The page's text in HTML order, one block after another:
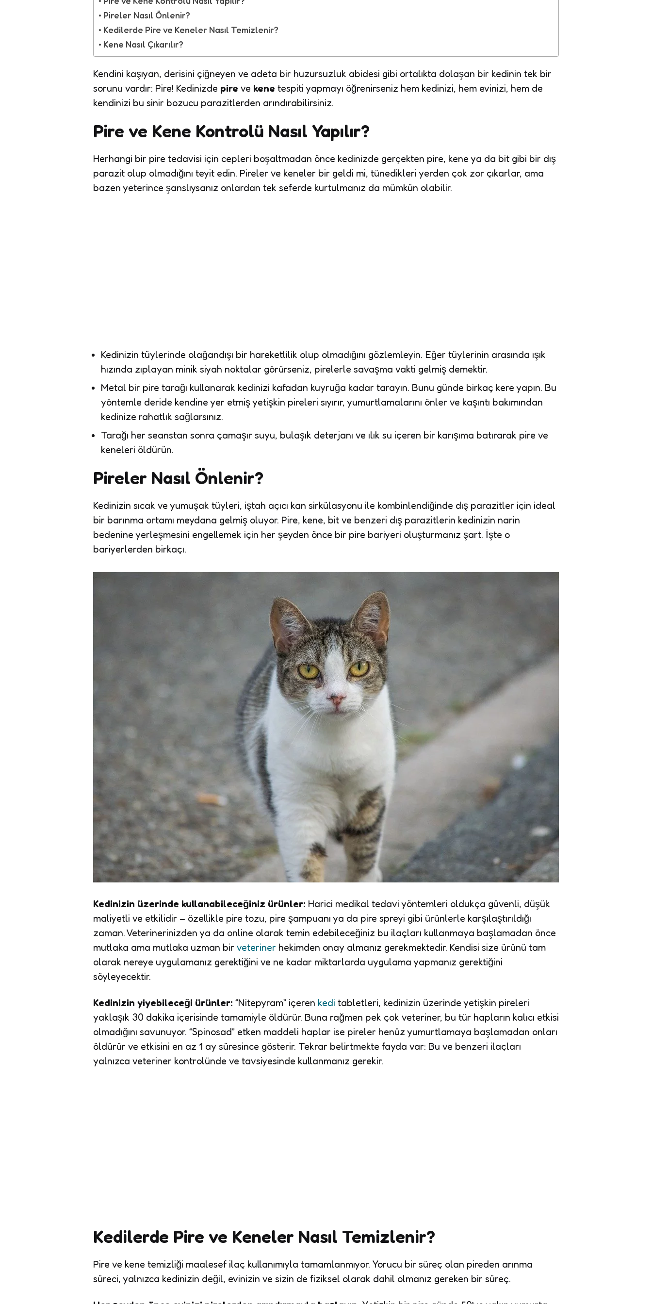
Pireler Nasıl Önlenir?
Kedilerde Pire ve Keneler Nasıl Temizlenir?
Kene Nasıl Çıkarılır?
Kendini kaşıyan, derisini çiğneyen ve adeta bir huzursuzluk abidesi gibi ortalıkta dolaşan bir kedinin tek bir
sorunu vardır: Pire! Kedinizde pire ve kene tespiti yapmayı öğrenirseniz hem kedinizi, hem evinizi, hem de
kendinizi bu sinir bozucu parazitlerden arındırabilirsiniz.
Pire ve Kene Kontrolü Nasıl Yapılır?
Herhangi bir pire tedavisi için cepleri boşaltmadan önce kedinizde gerçekten pire, kene ya da bit gibi bir dış
parazit olup olmadığını teyit edin. Pireler ve keneler bir geldi mi, tünedikleri yerden çok zor çıkarlar, ama
bazen yeterince şanslıysanız onlardan tek seferde kurtulmanız da mümkün olabilir.
Kedinizin tüylerinde olağandışı bir hareketlilik olup olmadığını gözlemleyin. Eğer tüylerinin arasında ışık
hızında zıplayan minik siyah noktalar görürseniz, pirelerle savaşma vakti gelmiş demektir.
Metal bir pire tarağı kullanarak kedinizi kafadan kuyruğa kadar tarayın. Bunu günde birkaç kere yapın. Bu
yöntemle deride kendine yer etmiş yetişkin pireleri sıyırır, yumurtlamalarını önler ve kaşıntı bakımından
kedinize rahatlık sağlarsınız.
Tarağı her seanstan sonra çamaşır suyu, bulaşık deterjanı ve ılık su içeren bir karışıma batırarak pire ve
keneleri öldürün.
Pireler Nasıl Önlenir?
Kedinizin sıcak ve yumuşak tüyleri, iştah açıcı kan sirkülasyonu ile kombinlendiğinde dış parazitler için ideal
bir barınma ortamı meydana gelmiş oluyor. Pire, kene, bit ve benzeri dış parazitlerin kedinizin narin
bedenine yerleşmesini engellemek için her şeyden önce bir pire bariyeri oluşturmanız şart. İşte o
bariyerlerden birkaçı.
Kedinizin üzerinde kullanabileceğiniz ürünler: Harici medikal tedavi yöntemleri oldukça güvenli, düşük
maliyetli ve etkilidir – özellikle pire tozu, pire şampuanı ya da pire spreyi gibi ürünlerle karşılaştırıldığı
zaman. Veterinerinizden ya da online olarak temin edebileceğiniz bu ilaçları kullanmaya başlamadan önce
mutlaka ama mutlaka uzman bir veteriner hekimden onay almanız gerekmektedir. Kendisi size ürünü tam
olarak nereye uygulamanız gerektiğini ve ne kadar miktarlarda uygulama yapmanız gerektiğini
söyleyecektir.
Kedinizin yiyebileceği ürünler: “Nitepyram” içeren kedi tabletleri, kedinizin üzerinde yetişkin pireleri
yaklaşık 30 dakika içerisinde tamamiyle öldürür. Buna rağmen pek çok veteriner, bu tür hapların kalıcı etkisi
olmadığını savunuyor. “Spinosad” etken maddeli haplar ise pireler henüz yumurtlamaya başlamadan onları
öldürür ve etkisini en az 1 ay süresince gösterir. Tekrar belirtmekte fayda var: Bu ve benzeri ilaçları
yalnızca veteriner kontrolünde ve tavsiyesinde kullanmanız gerekir.
Kedilerde Pire ve Keneler Nasıl Temizlenir?
Pire ve kene temizliği maalesef ilaç kullanımıyla tamamlanmıyor. Yorucu bir süreç olan pireden arınma
süreci, yalnızca kedinizin değil, evinizin ve sizin de fiziksel olarak dahil olmanız gereken bir süreç.